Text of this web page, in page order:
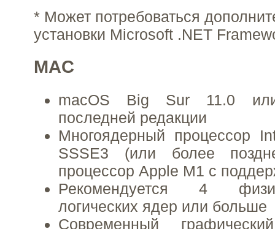
* Может потребоваться
установки Microsoft .NET
MAC
macOS Big Sur 11.0
последней редакции
Многоядерный процессор
SSSE3 (или более
процессор Apple M1 с
Рекомендуется 4
логических ядер или больше
Современный